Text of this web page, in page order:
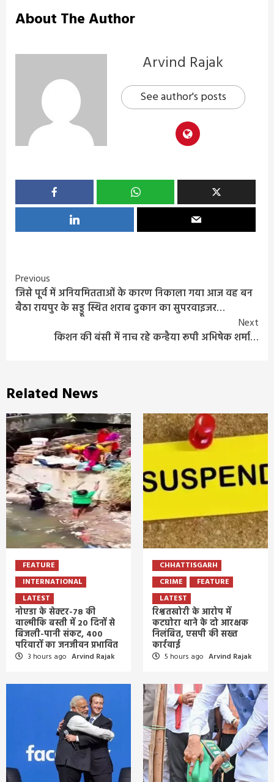
About The Author
Arvind Rajak
See author's posts
Continue
Reading
Previous
जिसे पूर्व में अनियमितताओं के कारण निकाला गया आज वह बन
बैठा रायपुर के सड्डू स्थित शराब दुकान का सुपरवाइजर…
Next
किशन की बंसी में नाच रहे कन्हैया रूपी अभिषेक शर्मा…
Related News
FEATURE
INTERNATIONAL
LATEST
नोएडा के सेक्टर-78 की
वाल्मीकि बस्ती में 20 दिनों से
बिजली-पानी संकट, 400
परिवारों का जनजीवन प्रभावित
3 hours ago Arvind Rajak
CHHATTISGARH
CRIME
FEATURE
LATEST
रिश्वतखोरी के आरोप में
कटघोरा थाने के दो आरक्षक
निलंबित, एसपी की सख्त
कार्रवाई
5 hours ago Arvind Rajak